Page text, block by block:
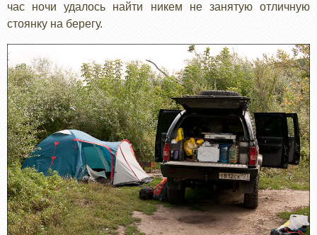
час ночи удалось найти никем не занятую отличную
стоянку на берегу.